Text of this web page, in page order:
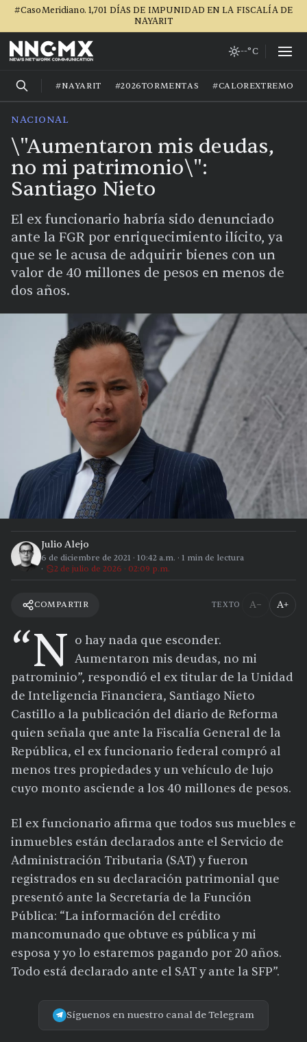
#CasoMeridiano. 1,701 DÍAS DE IMPUNIDAD EN LA FISCALÍA DE
NAYARIT
--°C
#NAYARIT #2026TORMENTAS #CALOREXTREMO
NACIONAL
\"Aumentaron mis deudas,
no mi patrimonio\":
Santiago Nieto
El ex funcionario habría sido denunciado
ante la FGR por enriquecimiento ilícito, ya
que se le acusa de adquirir bienes con un
valor de 40 millones de pesos en menos de
dos años.
Julio Alejo
6 de diciembre de 2021 · 10:42 a.m. · 1 min de lectura
2 de julio de 2026 · 02:09 p.m.
COMPARTIR TEXTO A− A+
“N o hay nada que esconder.
Aumentaron mis deudas, no mi
patrominio”, respondió el ex titular de la Unidad
de Inteligencia Financiera, Santiago Nieto
Castillo a la publicación del diario de Reforma
quien señala que ante la Fiscalía General de la
República, el ex funcionario federal compró al
menos tres propiedades y un vehículo de lujo
cuyo monto asciende a los 40 millones de pesos.
El ex funcionario afirma que todos sus muebles e
inmuebles están declarados ante el Servicio de
Administración Tributaria (SAT) y fueron
registrados en su declaración patrimonial que
presentó ante la Secretaría de la Función
Pública: “La información del crédito
mancomunado que obtuve es pública y mi
esposa y yo lo estaremos pagando por 20 años.
Todo está declarado ante el SAT y ante la SFP”.
Síguenos en nuestro canal de Telegram